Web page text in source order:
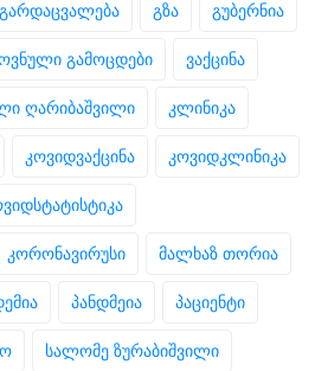
გარდაცვალება გზა გუბერნია
გამოცდები ვაქცინა
ღარიბაშვილი კლინიკა
კოვიდვაქცინა კოვიდკლინიკა
კორონავირუსი მალხაზ თორია
პანდმეია პაციენტი
სალომე ზურაბიშვილი